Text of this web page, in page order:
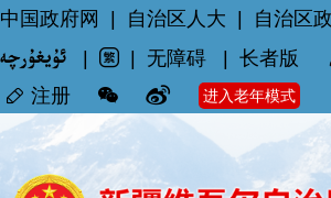
中国政府网 自治区人大
自治区
无障碍 长者版
注册
进入老年模式